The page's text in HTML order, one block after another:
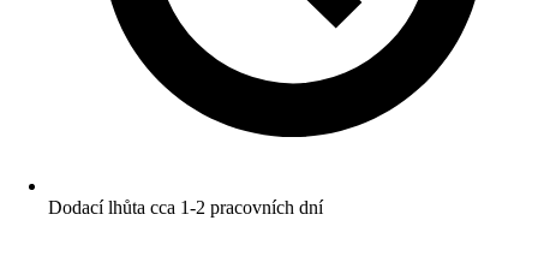
Dodací lhůta cca 1-2 pracovních dní